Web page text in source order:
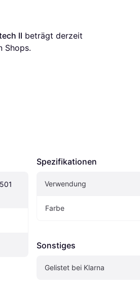
II
Shops.
Spezifikationen
Verwendung
Farbe
Sonstiges
Gelistet bei Klarna